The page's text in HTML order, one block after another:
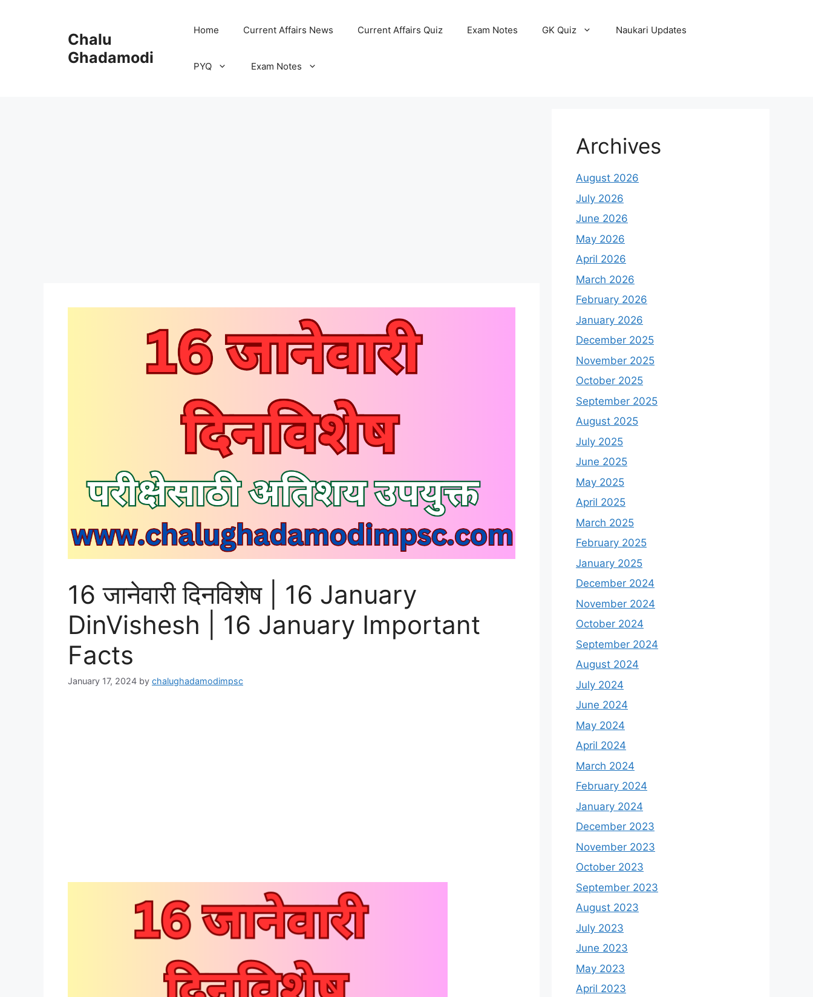
Chalu
Ghadamodi
Home Current Affairs News Current Affairs Quiz Exam Notes GK Quiz Naukari Updates
PYQ Exam Notes
16 जानेवारी दिनविशेष | 16 January
DinVishesh | 16 January Important
Facts
January 17, 2024 by chalughadamodimpsc
Archives
August 2026
July 2026
June 2026
May 2026
April 2026
March 2026
February 2026
January 2026
December 2025
November 2025
October 2025
September 2025
August 2025
July 2025
June 2025
May 2025
April 2025
March 2025
February 2025
January 2025
December 2024
November 2024
October 2024
September 2024
August 2024
July 2024
June 2024
May 2024
April 2024
March 2024
February 2024
January 2024
December 2023
November 2023
October 2023
September 2023
August 2023
July 2023
June 2023
May 2023
April 2023